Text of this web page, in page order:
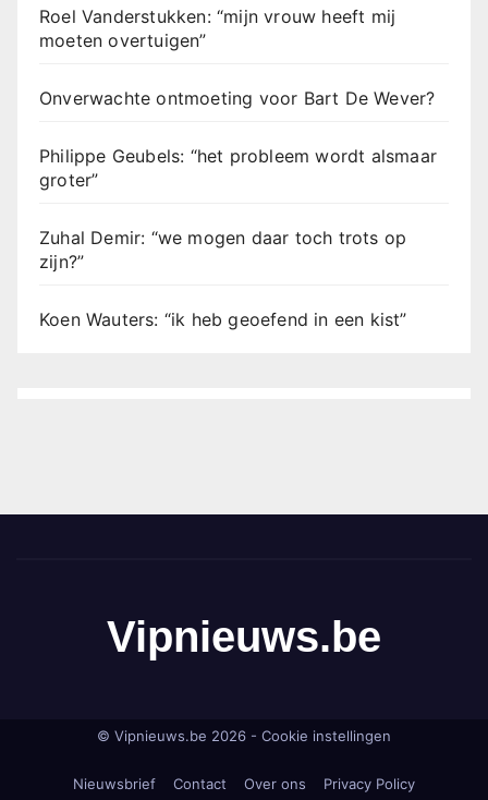
Roel Vanderstukken: “mijn vrouw heeft mij
moeten overtuigen”
Onverwachte ontmoeting voor Bart De Wever?
Philippe Geubels: “het probleem wordt alsmaar
groter”
Zuhal Demir: “we mogen daar toch trots op
zijn?”
Koen Wauters: “ik heb geoefend in een kist”
Vipnieuws.be
© Vipnieuws.be 2026 - Cookie instellingen
Nieuwsbrief Contact Over ons Privacy Policy